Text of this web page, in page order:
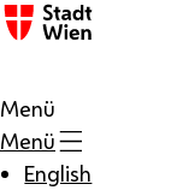
Zum Inhalt
Menü
Menü
English